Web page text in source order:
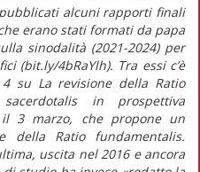
alcuni rapporti finali
erano stati formati da papa
sinodalità (2021-2024) per
(bit.ly/4bRaYlh). Tra essi c’è
su La revisione della Ratio
in prospettiva
3 marzo, che propone un
della Ratio fundamentalis.
uscita nel 2016 e ancora